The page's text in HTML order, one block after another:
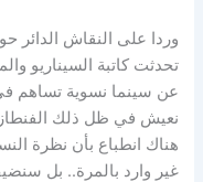
وردا على النقاش الدائر
تحدثت كاتبة السيناريو
عن سينما نسوية تساهم في
نعيش في ظل ذلك
هناك انطباع بأن نظرة
غير وارد بالمرة.. بل